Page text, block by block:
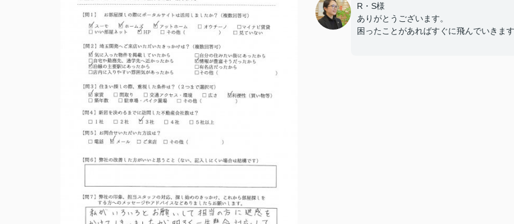
R・S様
ありがとうございます。
困ったことがあればすぐに飛んでいきます